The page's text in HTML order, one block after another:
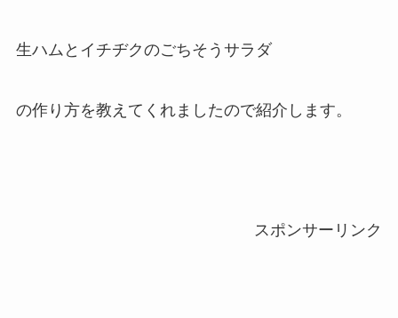
生ハムとイチヂクのごちそうサラダ
の作り方を教えてくれましたので紹介します。
スポンサーリンク